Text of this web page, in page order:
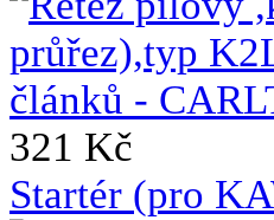
321 Kč
Startér (pro